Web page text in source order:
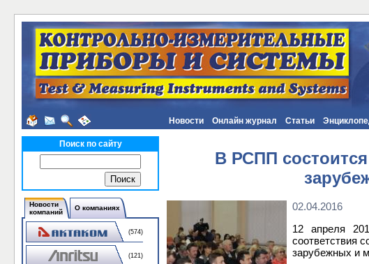
Новости Онлайн журнал Статьи
Поиск по сайту
Новости
компаний
О компаниях
(574)
(121)
В РСПП
02.04.2016
12 апреля
соответствия
зарубежных и